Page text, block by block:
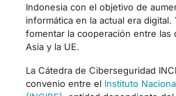
Indonesia con el objetivo de
informática en la actual era
fomentar la cooperación entre
Asia y la UE.
La Cátedra de Ciberseguridad
convenio entre el Instituto